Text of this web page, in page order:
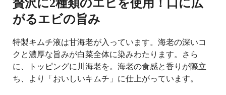
贅沢に2種類のエビを使用！口に広
がるエビの旨み
特製キムチ液は甘海老が入っています。海老の深いコ
クと濃厚な旨みが白菜全体に染みわたります。さら
に、トッピングに川海老を。海老の食感と香りが際立
ち、より「おいしいキムチ」に仕上がっています。